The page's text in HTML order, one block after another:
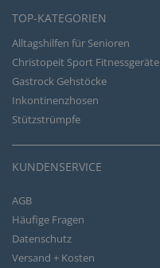
TOP-KATEGORIEN
Alltagshilfen für Senioren
Christopeit Sport Fitnessgeräte
Gastrock Gehstöcke
Inkontinenzhosen
Stützstrümpfe
KUNDENSERVICE
AGB
Häufige Fragen
Datenschutz
Versand + Kosten